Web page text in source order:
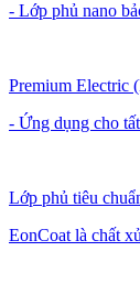
- Lớp phủ nano
Premium Electric
- Ứng dụng cho
Lớp phủ tiêu
EonCoat là chất